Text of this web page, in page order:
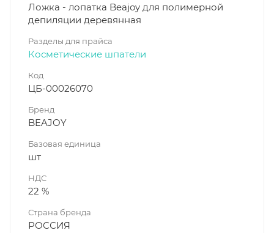
Ложка - лопатка Beajoy для полимерной
депиляции деревянная
Разделы для прайса
Косметические шпатели
Код
ЦБ-00026070
Бренд
BEAJOY
Базовая единица
шт
НДС
22 %
Страна бренда
РОССИЯ